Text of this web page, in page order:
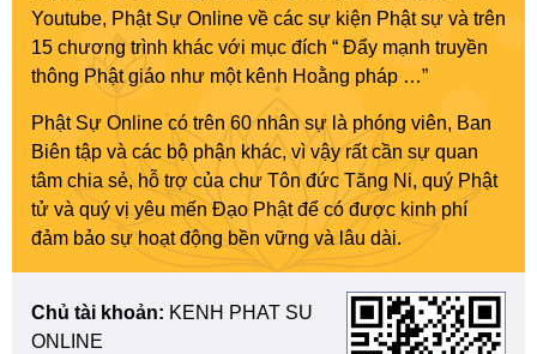
Youtube, Phật Sự Online về các sự kiện Phật sự và trên
15 chương trình khác với mục đích “ Đẩy mạnh truyền
thông Phật giáo như một kênh Hoằng pháp …”
Phật Sự Online có trên 60 nhân sự là phóng viên, Ban
Biên tập và các bộ phận khác, vì vậy rất cần sự quan
tâm chia sẻ, hỗ trợ của chư Tôn đức Tăng Ni, quý Phật
tử và quý vị yêu mến Đạo Phật để có được kinh phí
đảm bảo sự hoạt động bền vững và lâu dài.
Chủ tài khoản: KENH PHAT SU
ONLINE